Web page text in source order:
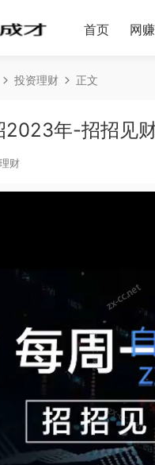
首页 网
投资理财 正文
2023年-招招见
财